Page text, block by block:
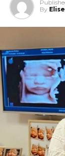
By